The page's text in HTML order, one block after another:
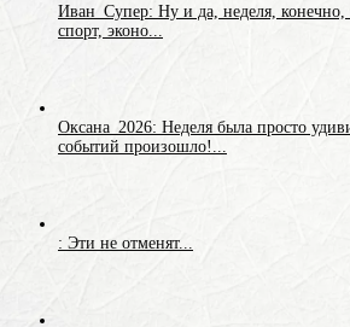
Иван_Супер: Ну и да, неделя, конечно,
спорт, эконо...
Оксана_2026: Неделя была просто
событий произошло!...
: Эти не отменят...